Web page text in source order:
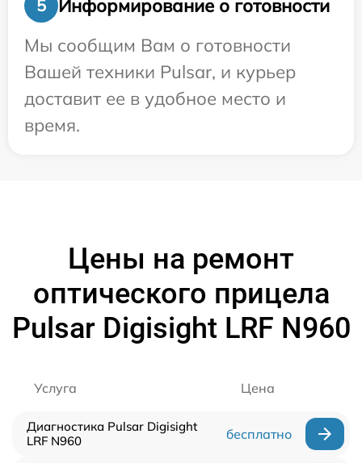
5
Информирование о готовности
Мы сообщим Вам о готовности
Вашей техники Pulsar, и курьер
доставит ее в удобное место и
время.
Цены на ремонт
оптического прицела
Pulsar Digisight LRF N960
Услуга Цена
Диагностика Pulsar Digisight
LRF N960
бесплатно